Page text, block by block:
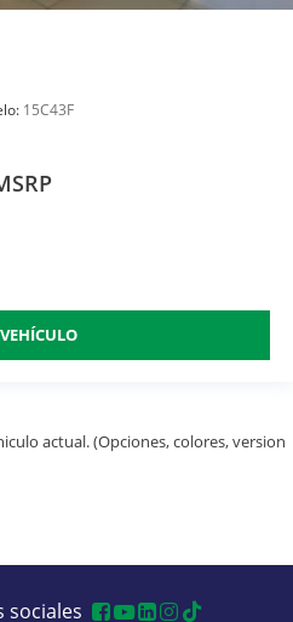
15C43F
actual. (Opciones, colores, version
sociales